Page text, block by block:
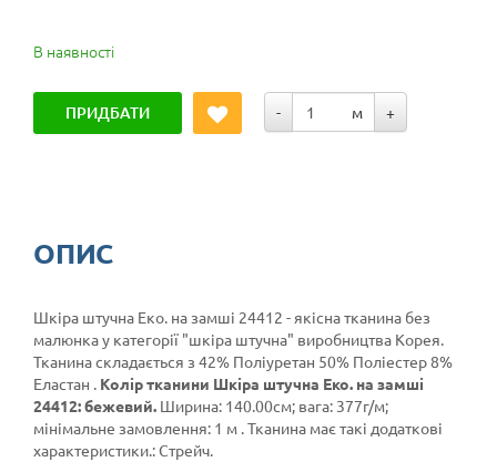
В наявності
ПРИДБАТИ - м +
ОПИС
Шкіра штучна Еко. на замші 24412 - якісна тканина без
малюнка у категорії "шкіра штучна" виробництва Корея.
Тканина складається з 42% Поліуретан 50% Поліестер 8%
Еластан . Колір тканини Шкіра штучна Еко. на замші
24412: бежевий. Ширина: 140.00см; вага: 377г/м;
мінімальне замовлення: 1 м . Тканина має такі додаткові
характеристики.: Стрейч.